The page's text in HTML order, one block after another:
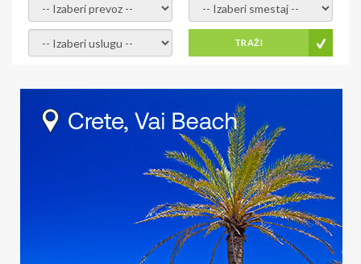
- izaberi prevoz - - Izaberite smestaj -
- Izaberite uslugu - TRAŽI